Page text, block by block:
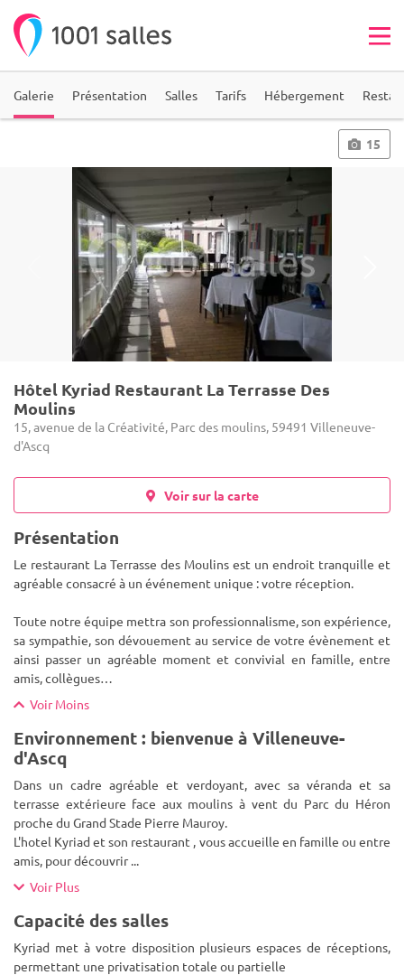
Galerie Présentation Salles Tarifs Hébergement
15
Hôtel Kyriad Restaurant La Terrasse Des
Moulins
15, avenue de la Créativité, Parc des moulins, 59491 Villeneuve-
d'Ascq
Voir sur la carte
Présentation
Le restaurant La Terrasse des Moulins est un endroit tranquille et
agréable consacré à un événement unique : votre réception.
Toute notre équipe mettra son professionnalisme, son expérience,
sa sympathie, son dévouement au service de votre évènement et
ainsi passer un agréable moment et convivial en famille, entre
amis, collègues…
Voir Moins
Environnement : bienvenue à Villeneuve-
d'Ascq
Dans un cadre agréable et verdoyant, avec sa véranda et sa
terrasse extérieure face aux moulins à vent du Parc du Héron
proche du Grand Stade Pierre Mauroy.
L'hotel Kyriad et son restaurant , vous accueille en famille ou entre
amis, pour découvrir...
Voir Plus
Capacité des salles
Kyriad met à votre disposition plusieurs espaces de réceptions,
permettant une privatisation totale ou partielle